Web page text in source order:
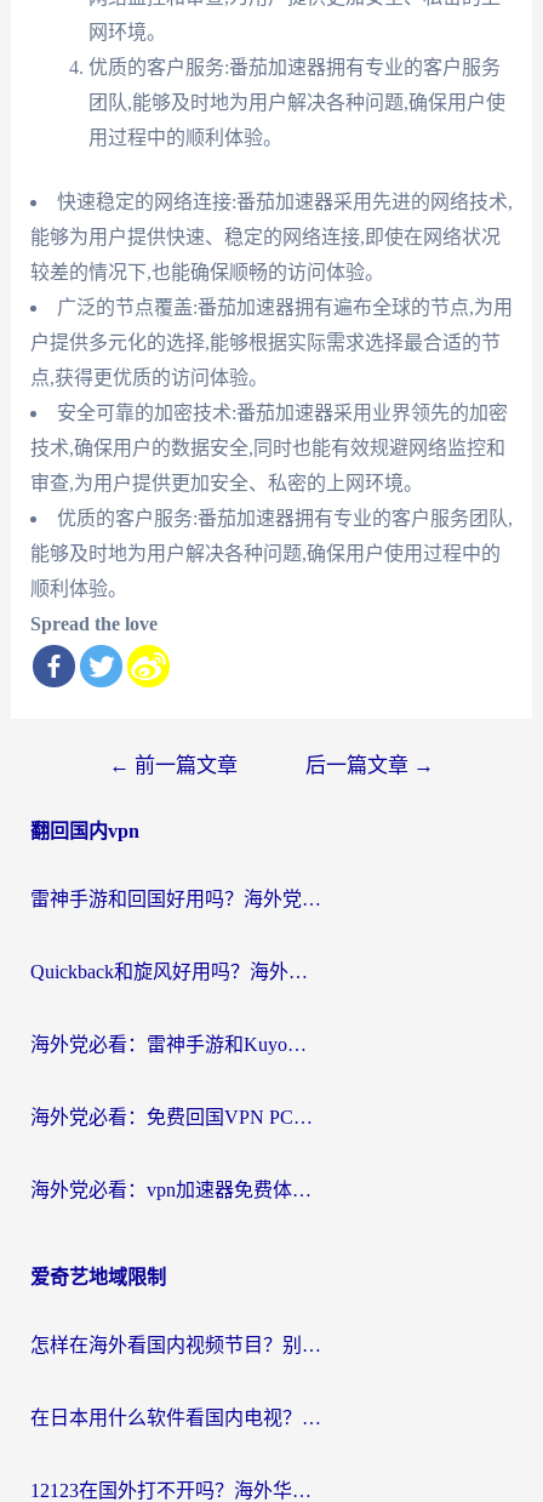
网环境。
优质的客户服务:番茄加速器拥有专业的客户服务
团队,能够及时地为用户解决各种问题,确保用户使
用过程中的顺利体验。
快速稳定的网络连接:番茄加速器采用先进的网络技术,
能够为用户提供快速、稳定的网络连接,即使在网络状况
较差的情况下,也能确保顺畅的访问体验。
广泛的节点覆盖:番茄加速器拥有遍布全球的节点,为用
户提供多元化的选择,能够根据实际需求选择最合适的节
点,获得更优质的访问体验。
安全可靠的加密技术:番茄加速器采用业界领先的加密
技术,确保用户的数据安全,同时也能有效规避网络监控和
审查,为用户提供更加安全、私密的上网环境。
优质的客户服务:番茄加速器拥有专业的客户服务团队,
能够及时地为用户解决各种问题,确保用户使用过程中的
顺利体验。
Spread the love
导
← 前一篇文章 后一篇文章 →
翻回国内vpn
雷神手游和回国好用吗？海外党亲测：选对加速器才能无缝刷剧打游戏
Quickback和旋风好用吗？海外华人亲测：选对回国加速器才能无缝看央视5
海外党必看：雷神手游和Kuyo好用吗？3款回国加速器实测+避坑指南
海外党必看：免费回国VPN PC真的能用？附国内高速VPN选择全攻略
海外党必看：vpn加速器免费体验？选对回国加速器才能无缝刷国内剧玩国服
爱奇艺地域限制
怎样在海外看国内视频节目？别再踩坑！留学生和海外华人的专属解决方案
在日本用什么软件看国内电视？这篇攻略帮你告别地域限制
12123在国外打不开吗？海外华人亲测有效的回国加速方案